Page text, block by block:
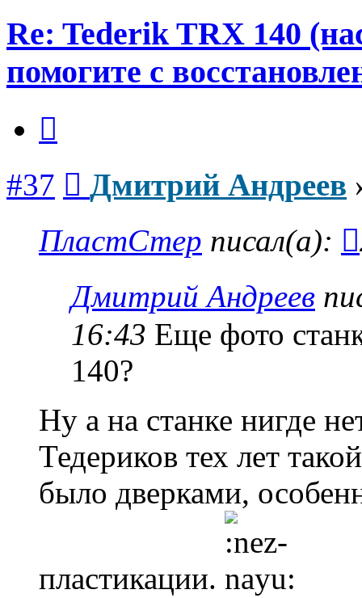
Re: Tederik TRX 140
помогите с
#37 Дмитрий Андреев
ПластСтер писал(а):
Дмитрий Андреев
16:43 Еще фото
140?
Ну а на станке нигде
Тедериков тех лет
было дверками,
пластикации.